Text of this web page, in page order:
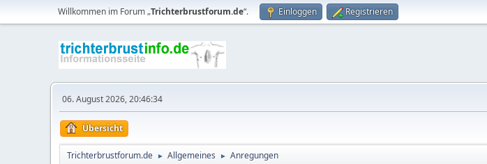
Willkommen im Forum „Trichterbrustforum.de“. Einloggen Registrieren
06. August 2026, 20:46:34
Übersicht
Trichterbrustforum.de ► Allgemeines ► Anregungen